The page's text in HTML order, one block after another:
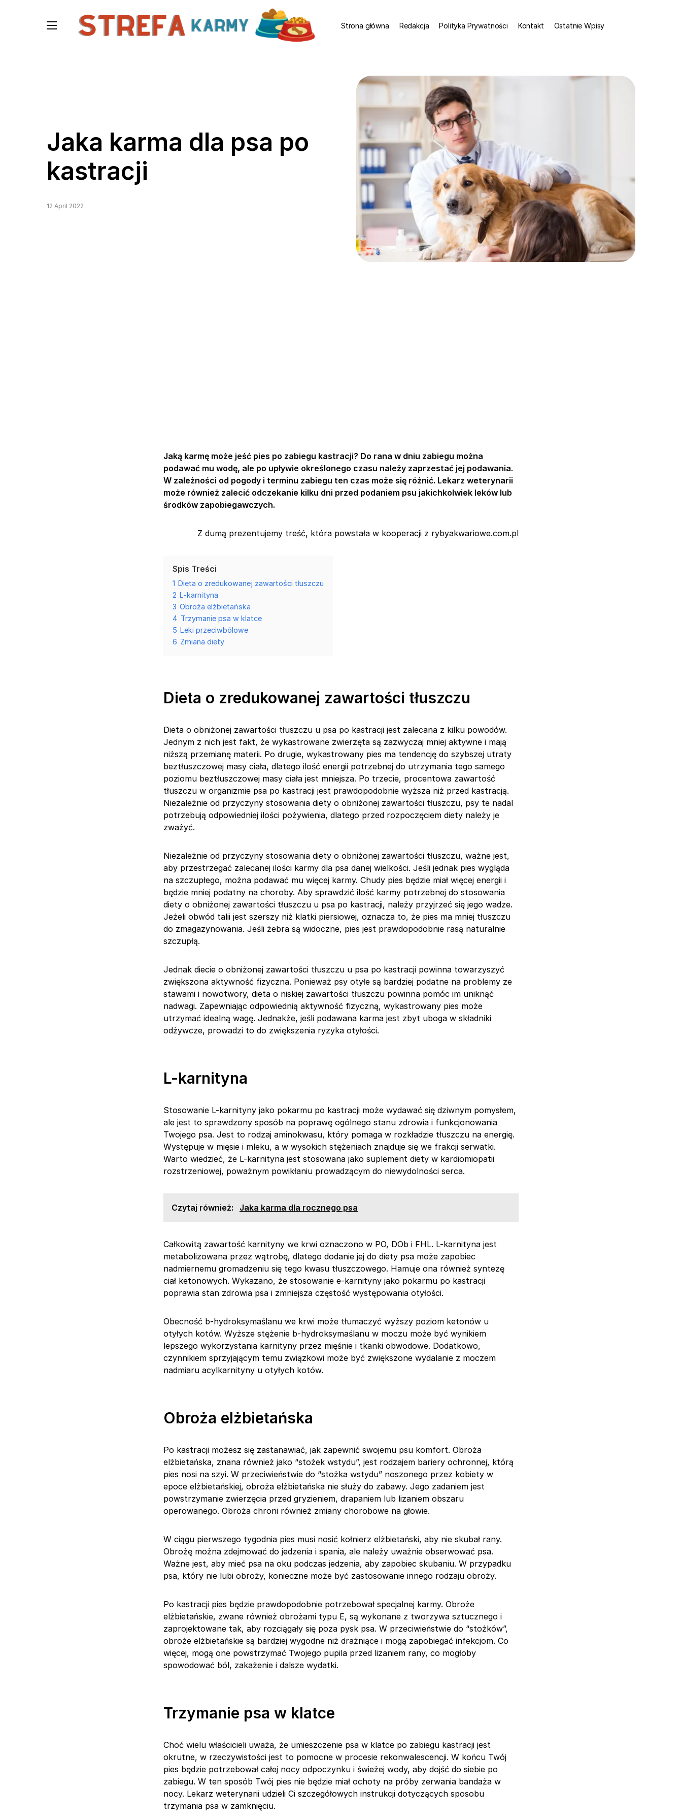
Strona główna Redakcja Polityka Prywatności Kontakt Ostatnie Wpisy
Jaka karma dla psa po
kastracji
12 April 2022
Jaką karmę może jeść pies po zabiegu kastracji? Do rana w dniu zabiegu można
podawać mu wodę, ale po upływie określonego czasu należy zaprzestać jej podawania.
W zależności od pogody i terminu zabiegu ten czas może się różnić. Lekarz weterynarii
może również zalecić odczekanie kilku dni przed podaniem psu jakichkolwiek leków lub
środków zapobiegawczych.
Z dumą prezentujemy treść, która powstała w kooperacji z rybyakwariowe.com.pl
Spis Treści
1 Dieta o zredukowanej zawartości tłuszczu
2 L-karnityna
3 Obroża elżbietańska
4 Trzymanie psa w klatce
5 Leki przeciwbólowe
6 Zmiana diety
Dieta o zredukowanej zawartości tłuszczu
Dieta o obniżonej zawartości tłuszczu u psa po kastracji jest zalecana z kilku powodów.
Jednym z nich jest fakt, że wykastrowane zwierzęta są zazwyczaj mniej aktywne i mają
niższą przemianę materii. Po drugie, wykastrowany pies ma tendencję do szybszej utraty
beztłuszczowej masy ciała, dlatego ilość energii potrzebnej do utrzymania tego samego
poziomu beztłuszczowej masy ciała jest mniejsza. Po trzecie, procentowa zawartość
tłuszczu w organizmie psa po kastracji jest prawdopodobnie wyższa niż przed kastracją.
Niezależnie od przyczyny stosowania diety o obniżonej zawartości tłuszczu, psy te nadal
potrzebują odpowiedniej ilości pożywienia, dlatego przed rozpoczęciem diety należy je
zważyć.
Niezależnie od przyczyny stosowania diety o obniżonej zawartości tłuszczu, ważne jest,
aby przestrzegać zalecanej ilości karmy dla psa danej wielkości. Jeśli jednak pies wygląda
na szczupłego, można podawać mu więcej karmy. Chudy pies będzie miał więcej energii i
będzie mniej podatny na choroby. Aby sprawdzić ilość karmy potrzebnej do stosowania
diety o obniżonej zawartości tłuszczu u psa po kastracji, należy przyjrzeć się jego wadze.
Jeżeli obwód talii jest szerszy niż klatki piersiowej, oznacza to, że pies ma mniej tłuszczu
do zmagazynowania. Jeśli żebra są widoczne, pies jest prawdopodobnie rasą naturalnie
szczupłą.
Jednak diecie o obniżonej zawartości tłuszczu u psa po kastracji powinna towarzyszyć
zwiększona aktywność fizyczna. Ponieważ psy otyłe są bardziej podatne na problemy ze
stawami i nowotwory, dieta o niskiej zawartości tłuszczu powinna pomóc im uniknąć
nadwagi. Zapewniając odpowiednią aktywność fizyczną, wykastrowany pies może
utrzymać idealną wagę. Jednakże, jeśli podawana karma jest zbyt uboga w składniki
odżywcze, prowadzi to do zwiększenia ryzyka otyłości.
L-karnityna
Stosowanie L-karnityny jako pokarmu po kastracji może wydawać się dziwnym pomysłem,
ale jest to sprawdzony sposób na poprawę ogólnego stanu zdrowia i funkcjonowania
Twojego psa. Jest to rodzaj aminokwasu, który pomaga w rozkładzie tłuszczu na energię.
Występuje w mięsie i mleku, a w wysokich stężeniach znajduje się we frakcji serwatki.
Warto wiedzieć, że L-karnityna jest stosowana jako suplement diety w kardiomiopatii
rozstrzeniowej, poważnym powikłaniu prowadzącym do niewydolności serca.
Czytaj również: Jaka karma dla rocznego psa
Całkowitą zawartość karnityny we krwi oznaczono w PO, DOb i FHL. L-karnityna jest
metabolizowana przez wątrobę, dlatego dodanie jej do diety psa może zapobiec
nadmiernemu gromadzeniu się tego kwasu tłuszczowego. Hamuje ona również syntezę
ciał ketonowych. Wykazano, że stosowanie e-karnityny jako pokarmu po kastracji
poprawia stan zdrowia psa i zmniejsza częstość występowania otyłości.
Obecność b-hydroksymaślanu we krwi może tłumaczyć wyższy poziom ketonów u
otyłych kotów. Wyższe stężenie b-hydroksymaślanu w moczu może być wynikiem
lepszego wykorzystania karnityny przez mięśnie i tkanki obwodowe. Dodatkowo,
czynnikiem sprzyjającym temu związkowi może być zwiększone wydalanie z moczem
nadmiaru acylkarnityny u otyłych kotów.
Obroża elżbietańska
Po kastracji możesz się zastanawiać, jak zapewnić swojemu psu komfort. Obroża
elżbietańska, znana również jako “stożek wstydu”, jest rodzajem bariery ochronnej, którą
pies nosi na szyi. W przeciwieństwie do “stożka wstydu” noszonego przez kobiety w
epoce elżbietańskiej, obroża elżbietańska nie służy do zabawy. Jego zadaniem jest
powstrzymanie zwierzęcia przed gryzieniem, drapaniem lub lizaniem obszaru
operowanego. Obroża chroni również zmiany chorobowe na głowie.
W ciągu pierwszego tygodnia pies musi nosić kołnierz elżbietański, aby nie skubał rany.
Obrożę można zdejmować do jedzenia i spania, ale należy uważnie obserwować psa.
Ważne jest, aby mieć psa na oku podczas jedzenia, aby zapobiec skubaniu. W przypadku
psa, który nie lubi obroży, konieczne może być zastosowanie innego rodzaju obroży.
Po kastracji pies będzie prawdopodobnie potrzebował specjalnej karmy. Obroże
elżbietańskie, zwane również obrożami typu E, są wykonane z tworzywa sztucznego i
zaprojektowane tak, aby rozciągały się poza pysk psa. W przeciwieństwie do “stożków”,
obroże elżbietańskie są bardziej wygodne niż drażniące i mogą zapobiegać infekcjom. Co
więcej, mogą one powstrzymać Twojego pupila przed lizaniem rany, co mogłoby
spowodować ból, zakażenie i dalsze wydatki.
Trzymanie psa w klatce
Choć wielu właścicieli uważa, że umieszczenie psa w klatce po zabiegu kastracji jest
okrutne, w rzeczywistości jest to pomocne w procesie rekonwalescencji. W końcu Twój
pies będzie potrzebował całej nocy odpoczynku i świeżej wody, aby dojść do siebie po
zabiegu. W ten sposób Twój pies nie będzie miał ochoty na próby zerwania bandaża w
nocy. Lekarz weterynarii udzieli Ci szczegółowych instrukcji dotyczących sposobu
trzymania psa w zamknięciu.